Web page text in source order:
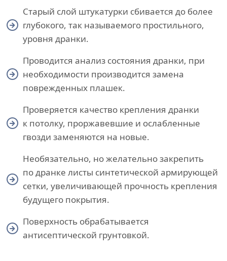
Старый слой штукатурки сбивается до более
глубокого, так называемого простильного,
уровня дранки.
Проводится анализ состояния дранки, при
необходимости производится замена
поврежденных плашек.
Проверяется качество крепления дранки
к потолку, проржавевшие и ослабленные
гвозди заменяются на новые.
Необязательно, но желательно закрепить
по дранке листы синтетической армирующей
сетки, увеличивающей прочность крепления
будущего покрытия.
Поверхность обрабатывается
антисептической грунтовкой.